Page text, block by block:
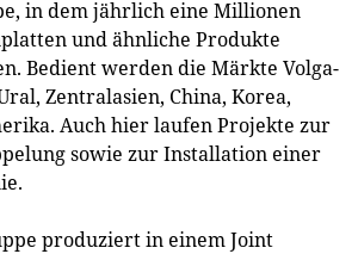
in dem jährlich eine Millionen
und ähnliche Produkte
Bedient werden die Märkte Volga-
Zentralasien, China, Korea,
Auch hier laufen Projekte zur
sowie zur Installation einer
produziert in einem Joint